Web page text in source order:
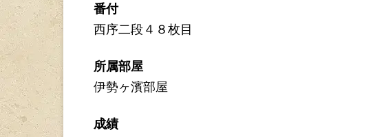
番付
西序二段４８枚目
所属部屋
伊勢ヶ濱部屋
成績